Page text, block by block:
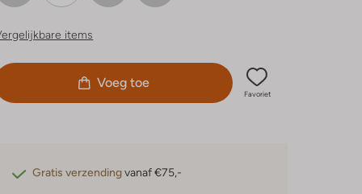
items
Voeg toe
Favoriet
Gratis verzendingvanaf €75,-